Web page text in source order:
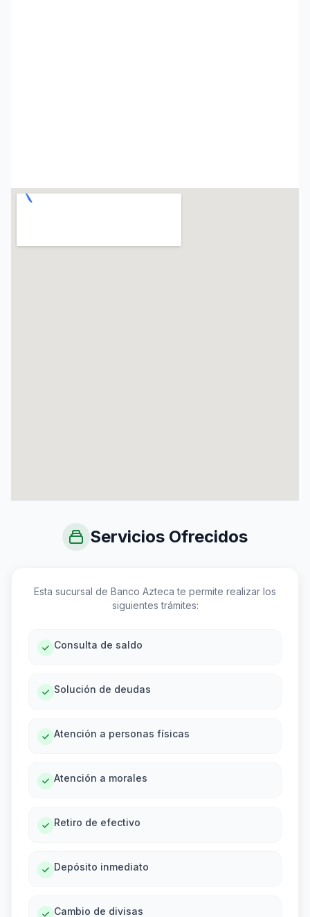
Servicios Ofrecidos
Esta sucursal de Banco Azteca te permite realizar los
siguientes trámites:
Consulta de saldo
Solución de deudas
Atención a personas físicas
Atención a morales
Retiro de efectivo
Depósito inmediato
Cambio de divisas